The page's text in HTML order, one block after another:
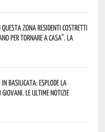
questa zona residenti costretti
per tornare a casa”. La
Basilicata: esplode la
Le ultime notizie